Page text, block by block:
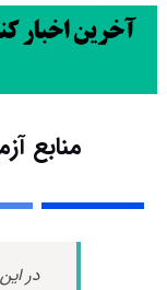
منابع
در